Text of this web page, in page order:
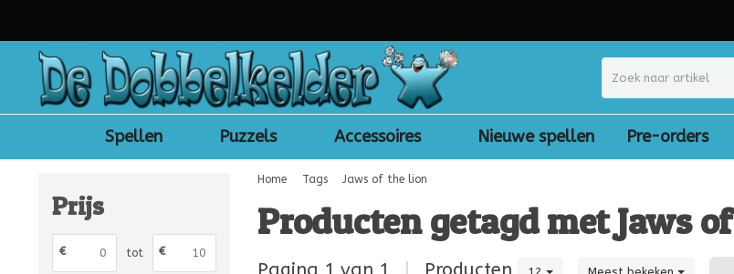
Spellen Puzzels Accessoires Nieuwe spellen Pre-orders
Prijs
€ tot €
Home Tags Jaws of the lion
Producten getagd met Jaws
12 Meest bekeken